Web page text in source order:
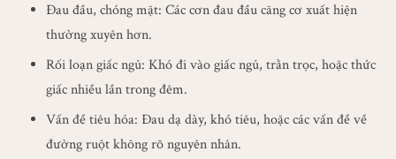
Đau đầu, chóng mặt: Các cơn đau đầu căng cơ xuất hiện
thường xuyên hơn.
Rối loạn giấc ngủ: Khó đi vào giấc ngủ, trằn trọc, hoặc thức
giấc nhiều lần trong đêm.
Vấn đề tiêu hóa: Đau dạ dày, khó tiêu, hoặc các vấn đề về
đường ruột không rõ nguyên nhân.